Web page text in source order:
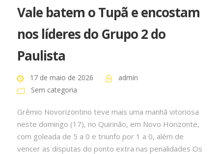
Vale batem o Tupã e encostam
nos líderes do Grupo 2 do
Paulista
17 de maio de 2026
admin
Sem categoria
Grêmio Novorizontino teve mais uma manhã vitoriosa
neste domingo (17), no Quirinão, em Novo Horizonte,
com goleada de 5 a 0 e triunfo por 1 a 0, além de
vencer as disputas do ponto extra nas penalidades Os